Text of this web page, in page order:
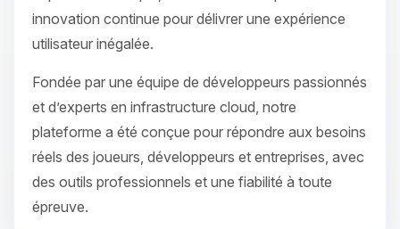
innovation continue pour délivrer une expérience
utilisateur inégalée.
Fondée par une équipe de développeurs passionnés
et d’experts en infrastructure cloud, notre
plateforme a été conçue pour répondre aux besoins
réels des joueurs, développeurs et entreprises, avec
des outils professionnels et une fiabilité à toute
épreuve.